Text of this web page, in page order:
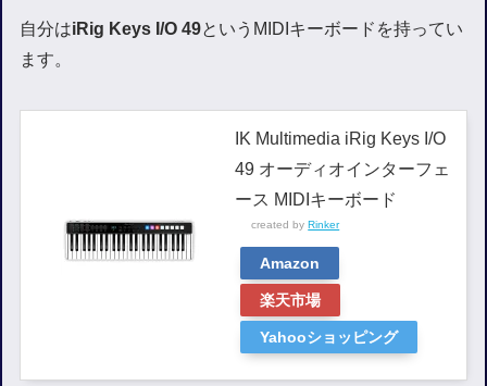
自分はiRig Keys I/O 49というMIDIキーボードを持ってい
ます。
IK Multimedia iRig Keys I/O
49 オーディオインターフェ
ース MIDIキーボード
created byRinker
Amazon
楽天市場
Yahooショッピング